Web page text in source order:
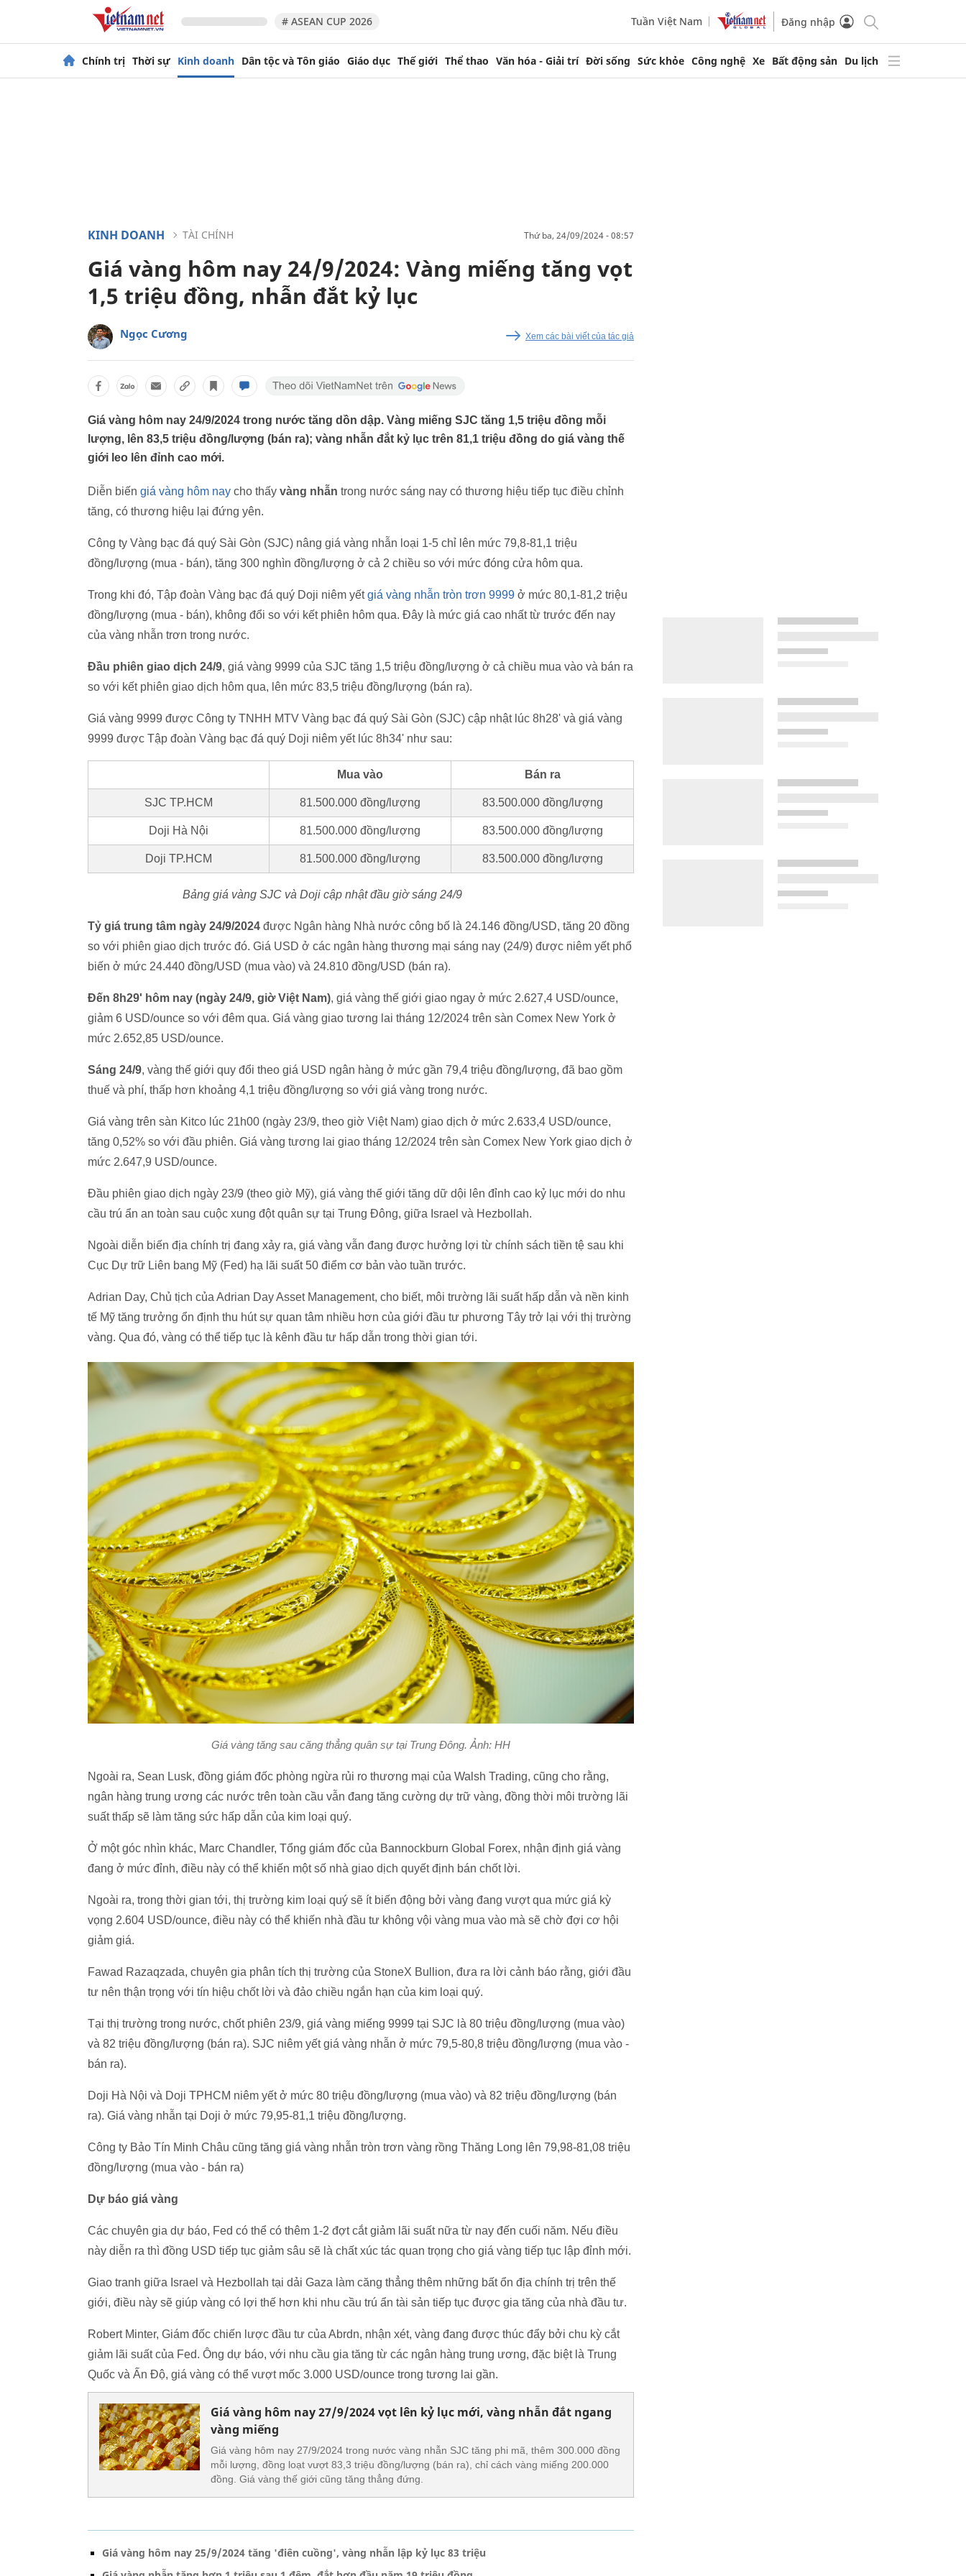
# ASEAN CUP 2026 Tuần Việt Nam Đăng nhập
Chính trị Thời sự Kinh doanh Dân tộc và Tôn giáo Giáo dục Thế giới Thể thao Văn hóa - Giải trí Đời sống Sức khỏe Công nghệ Xe Bất động sản Du lịch
KINH DOANH TÀI CHÍNH thứ ba, 24/09/2024 - 08:57
Giá vàng hôm nay 24/9/2024: Vàng miếng tăng vọt
1,5 triệu đồng, nhẫn đắt kỷ lục
Ngọc Cương Xem các bài viết của tác giả
Giá vàng hôm nay 24/9/2024 trong nước tăng dồn dập. Vàng miếng SJC tăng 1,5 triệu đồng mỗi
lượng, lên 83,5 triệu đồng/lượng (bán ra); vàng nhẫn đắt kỷ lục trên 81,1 triệu đồng do giá vàng thế
giới leo lên đỉnh cao mới.
Diễn biến giá vàng hôm nay cho thấy vàng nhẫn trong nước sáng nay có thương hiệu tiếp tục điều chỉnh
tăng, có thương hiệu lại đứng yên.
Công ty Vàng bạc đá quý Sài Gòn (SJC) nâng giá vàng nhẫn loại 1-5 chỉ lên mức 79,8-81,1 triệu
đồng/lượng (mua - bán), tăng 300 nghìn đồng/lượng ở cả 2 chiều so với mức đóng cửa hôm qua.
Trong khi đó, Tập đoàn Vàng bạc đá quý Doji niêm yếtgiá vàng nhẫn tròn trơn 9999 ở mức 80,1-81,2 triệu
đồng/lượng (mua - bán), không đổi so với kết phiên hôm qua. Đây là mức giá cao nhất từ trước đến nay
của vàng nhẫn trơn trong nước.
Đầu phiên giao dịch 24/9, giá vàng 9999 của SJC tăng 1,5 triệu đồng/lượng ở cả chiều mua vào và bán ra
so với kết phiên giao dịch hôm qua, lên mức 83,5 triệu đồng/lượng (bán ra).
Giá vàng 9999 được Công ty TNHH MTV Vàng bạc đá quý Sài Gòn (SJC) cập nhật lúc 8h28' và giá vàng
9999 được Tập đoàn Vàng bạc đá quý Doji niêm yết lúc 8h34' như sau:
Mua vào Bán ra
SJC TP.HCM 81.500.000 đồng/lượng 83.500.000 đồng/lượng
Doji Hà Nội 81.500.000 đồng/lượng 83.500.000 đồng/lượng
Doji TP.HCM 81.500.000 đồng/lượng 83.500.000 đồng/lượng
Bảng giá vàng SJC và Doji cập nhật đầu giờ sáng 24/9
Tỷ giá trung tâm ngày 24/9/2024 được Ngân hàng Nhà nước công bố là 24.146 đồng/USD, tăng 20 đồng
so với phiên giao dịch trước đó. Giá USD ở các ngân hàng thương mại sáng nay (24/9) được niêm yết phổ
biến ở mức 24.440 đồng/USD (mua vào) và 24.810 đồng/USD (bán ra).
Đến 8h29' hôm nay (ngày 24/9, giờ Việt Nam), giá vàng thế giới giao ngay ở mức 2.627,4 USD/ounce,
giảm 6 USD/ounce so với đêm qua. Giá vàng giao tương lai tháng 12/2024 trên sàn Comex New York ở
mức 2.652,85 USD/ounce.
Sáng 24/9, vàng thế giới quy đổi theo giá USD ngân hàng ở mức gần 79,4 triệu đồng/lượng, đã bao gồm
thuế và phí, thấp hơn khoảng 4,1 triệu đồng/lượng so với giá vàng trong nước.
Giá vàng trên sàn Kitco lúc 21h00 (ngày 23/9, theo giờ Việt Nam) giao dịch ở mức 2.633,4 USD/ounce,
tăng 0,52% so với đầu phiên. Giá vàng tương lai giao tháng 12/2024 trên sàn Comex New York giao dịch ở
mức 2.647,9 USD/ounce.
Đầu phiên giao dịch ngày 23/9 (theo giờ Mỹ), giá vàng thế giới tăng dữ dội lên đỉnh cao kỷ lục mới do nhu
cầu trú ẩn an toàn sau cuộc xung đột quân sự tại Trung Đông, giữa Israel và Hezbollah.
Ngoài diễn biến địa chính trị đang xảy ra, giá vàng vẫn đang được hưởng lợi từ chính sách tiền tệ sau khi
Cục Dự trữ Liên bang Mỹ (Fed) hạ lãi suất 50 điểm cơ bản vào tuần trước.
Adrian Day, Chủ tịch của Adrian Day Asset Management, cho biết, môi trường lãi suất hấp dẫn và nền kinh
tế Mỹ tăng trưởng ổn định thu hút sự quan tâm nhiều hơn của giới đầu tư phương Tây trở lại với thị trường
vàng. Qua đó, vàng có thể tiếp tục là kênh đầu tư hấp dẫn trong thời gian tới.
Giá vàng tăng sau căng thẳng quân sự tại Trung Đông. Ảnh: HH
Ngoài ra, Sean Lusk, đồng giám đốc phòng ngừa rủi ro thương mại của Walsh Trading, cũng cho rằng,
ngân hàng trung ương các nước trên toàn cầu vẫn đang tăng cường dự trữ vàng, đồng thời môi trường lãi
suất thấp sẽ làm tăng sức hấp dẫn của kim loại quý.
Ở một góc nhìn khác, Marc Chandler, Tổng giám đốc của Bannockburn Global Forex, nhận định giá vàng
đang ở mức đỉnh, điều này có thể khiến một số nhà giao dịch quyết định bán chốt lời.
Ngoài ra, trong thời gian tới, thị trường kim loại quý sẽ ít biến động bởi vàng đang vượt qua mức giá kỳ
vọng 2.604 USD/ounce, điều này có thể khiến nhà đầu tư không vội vàng mua vào mà sẽ chờ đợi cơ hội
giảm giá.
Fawad Razaqzada, chuyên gia phân tích thị trường của StoneX Bullion, đưa ra lời cảnh báo rằng, giới đầu
tư nên thận trọng với tín hiệu chốt lời và đảo chiều ngắn hạn của kim loại quý.
Tại thị trường trong nước, chốt phiên 23/9, giá vàng miếng 9999 tại SJC là 80 triệu đồng/lượng (mua vào)
và 82 triệu đồng/lượng (bán ra). SJC niêm yết giá vàng nhẫn ở mức 79,5-80,8 triệu đồng/lượng (mua vào -
bán ra).
Doji Hà Nội và Doji TPHCM niêm yết ở mức 80 triệu đồng/lượng (mua vào) và 82 triệu đồng/lượng (bán
ra). Giá vàng nhẫn tại Doji ở mức 79,95-81,1 triệu đồng/lượng.
Công ty Bảo Tín Minh Châu cũng tăng giá vàng nhẫn tròn trơn vàng rồng Thăng Long lên 79,98-81,08 triệu
đồng/lượng (mua vào - bán ra)
Dự báo giá vàng
Các chuyên gia dự báo, Fed có thể có thêm 1-2 đợt cắt giảm lãi suất nữa từ nay đến cuối năm. Nếu điều
này diễn ra thì đồng USD tiếp tục giảm sâu sẽ là chất xúc tác quan trọng cho giá vàng tiếp tục lập đỉnh mới.
Giao tranh giữa Israel và Hezbollah tại dải Gaza làm căng thẳng thêm những bất ổn địa chính trị trên thế
giới, điều này sẽ giúp vàng có lợi thế hơn khi nhu cầu trú ẩn tài sản tiếp tục được gia tăng của nhà đầu tư.
Robert Minter, Giám đốc chiến lược đầu tư của Abrdn, nhận xét, vàng đang được thúc đẩy bởi chu kỳ cắt
giảm lãi suất của Fed. Ông dự báo, với nhu cầu gia tăng từ các ngân hàng trung ương, đặc biệt là Trung
Quốc và Ấn Độ, giá vàng có thể vượt mốc 3.000 USD/ounce trong tương lai gần.
Giá vàng hôm nay 27/9/2024 vọt lên kỷ lục mới, vàng nhẫn đắt ngang
vàng miếng
Giá vàng hôm nay 27/9/2024 trong nước vàng nhẫn SJC tăng phi mã, thêm 300.000 đồng
mỗi lượng, đồng loạt vượt 83,3 triệu đồng/lượng (bán ra), chỉ cách vàng miếng 200.000
đồng. Giá vàng thế giới cũng tăng thẳng đứng.
Giá vàng hôm nay 25/9/2024 tăng 'điên cuồng', vàng nhẫn lập kỷ lục 83 triệu